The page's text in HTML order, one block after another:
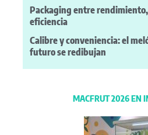
Packaging entre
eficiencia
Calibre y conveniencia: el
futuro se redibujan
MACFRUT 2026 EN